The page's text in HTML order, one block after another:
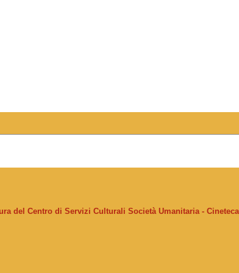
del Centro di Servizi Culturali Società Umanitaria -